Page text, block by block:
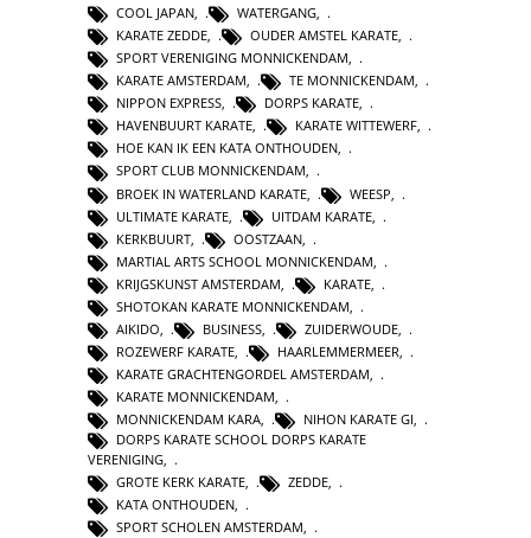
COOL JAPAN, WATERGANG,
KARATE ZEDDE, OUDER AMSTEL KARATE,
SPORT VERENIGING MONNICKENDAM,
KARATE AMSTERDAM, TE MONNICKENDAM,
NIPPON EXPRESS, DORPS KARATE,
HAVENBUURT KARATE, KARATE WITTEWERF,
HOE KAN IK EEN KATA ONTHOUDEN,
SPORT CLUB MONNICKENDAM,
BROEK IN WATERLAND KARATE
WEESP
ULTIMATE KARATE
UITDAM KARATE
KERKBUURT
OOSTZAAN
MARTIAL ARTS SCHOOL MONNICKENDAM
KRIJGSKUNST AMSTERDAM
KARATE
SHOTOKAN KARATE MONNICKENDAM
AIKIDO
BUSINESS ZUIDERWOUDE
ROZEWERF KARATE
HAARLEMMERMEER
KARATE GRACHTENGORDEL AMSTERDAM,
KARATE MONNICKENDAM,
MONNICKENDAM KARA, NIHON KARATE GI,
DORPS KARATE SCHOOL DORPS KARATE
VERENIGING,
GROTE KERK KARATE, ZEDDE,
KATA ONTHOUDEN,
SPORT SCHOLEN AMSTERDAM,